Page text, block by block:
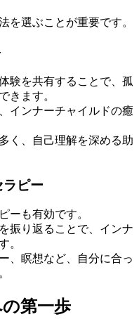
を選ぶことが重要です。
験を共有することで、孤
きます。
インナーチャイルドの癒
く、自己理解を深める助
ピー
ーも有効です。
振り返ることで、インナ
。
、瞑想など、自分に合っ
第一歩